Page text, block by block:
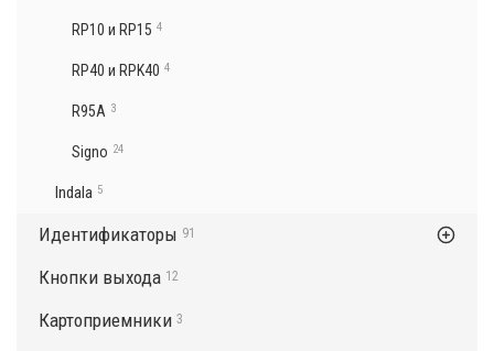
RP10 и RP15 4
RP40 и RPK40 4
R95A 3
Signo 24
Indala 5
Идентификаторы 91
Кнопки выхода 12
Картоприемники 3